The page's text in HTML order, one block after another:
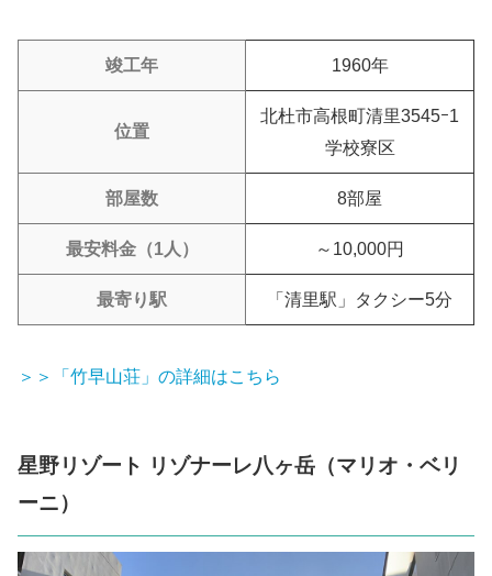
竣工年 1960年
位置
北杜市高根町清里3545ｰ1
学校寮区
部屋数 8部屋
最安料金（1人） ～10,000円
最寄り駅 「清里駅」タクシー5分
＞＞「竹早山荘」の詳細はこちら
星野リゾート リゾナーレ八ヶ岳（マリオ・ベリ
ーニ）